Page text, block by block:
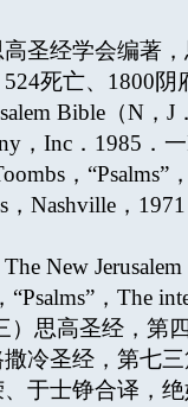
经学会编著，
死亡、1800阴
Bible（N，J
，Inc．1985．
，“Psalms”，
，Nashville，
New Jerusalem
，The
）思高圣经，第
圣经，第七三
士铮合译，绝